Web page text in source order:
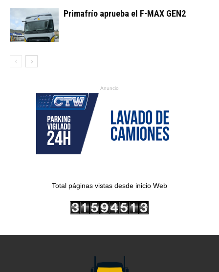
Primafrío aprueba el F-MAX GEN2
Anuncio
Total páginas vistas desde inicio Web